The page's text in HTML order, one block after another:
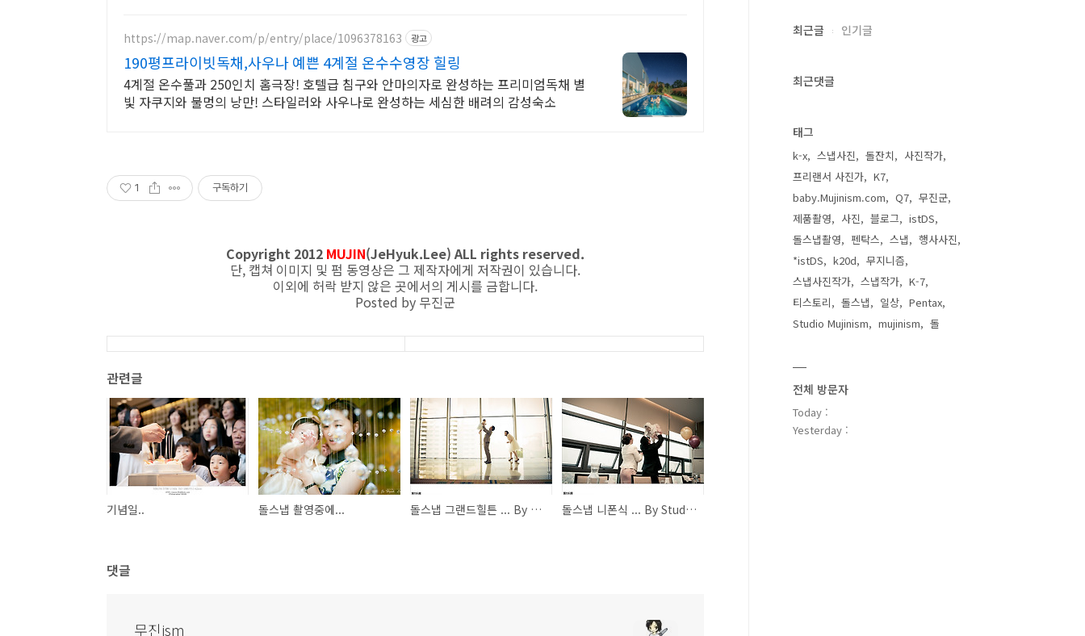
https://map.naver.com/p/entry/place/1096378163 광고
190평프라이빗독채,사우나 예쁜 4계절 온수수영장 힐링
4계절 온수풀과 250인치 홈극장! 호텔급 침구와 안마의자로 완성하는 프리미엄독채 별
빛 자쿠지와 불멍의 낭만! 스타일러와 사우나로 완성하는 세심한 배려의 감성숙소
1 구독하기
Copyright 2012 MUJIN(JeHyuk.Lee) ALL rights reserved.
단, 캡쳐 이미지 및 펌 동영상은 그 제작자에게 저작권이 있습니다.
이외에 허락 받지 않은 곳에서의 게시를 금합니다.
Posted by 무진군
관련글
기념일.. 돌스냅 촬영중에... 돌스냅 그랜드힐튼 ... By Studio MUJINism 돌스냅 니폰식 ... By Studio MUJINism
댓글
무진ism
최근글 인기글
최근댓글
태그
k-x 스냅사진 돌잔치
사진작가
프리랜서 사진가
K7
baby.Mujinism.com
Q7
무진군
제품촬영
사진 블로그
istDS
돌스냅촬영
펜탁스 스냅
행사사진
*istDS
k20d
무지니즘
스냅사진작가
스냅작가
K-7
티스토리
돌스냅 일상
Pentax
Studio Mujinism
mujinism 돌
전체 방문자
Today :
Yesterday :